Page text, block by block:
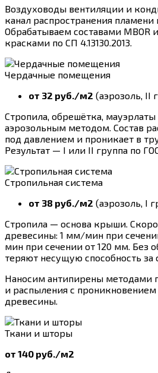
Воздуховоды вентиляции и
канал распространения
Обрабатываем составами
красками по СП 4.13130.2013.
Чердачные помещения
от 32 руб./м2 (аэрозоль, II
Стропила, обрешётка,
аэрозольным методом. Состав
под давлением и проникает в
Результат — I или II группа по
Стропильная система
от 38 руб./м2 (аэрозоль, I
Стропила — основа крыши.
древесины: 1 мм/мин при
мин при сечении от 120 мм. Без
теряют несущую способность за
Наносим антипирены методами
и распыления с проникновением
древесины.
Ткани и шторы
от 140 руб./м2